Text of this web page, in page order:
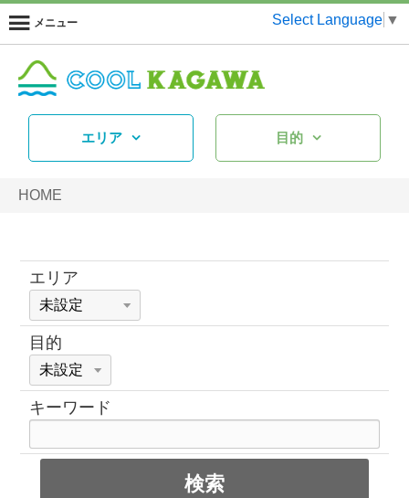
メニュー Select Language ▼
エリア 目的
HOME
エリア
目的
キーワード